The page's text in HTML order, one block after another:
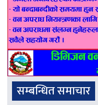
सम्बन्धित समाचार